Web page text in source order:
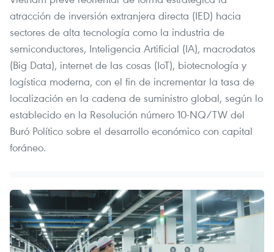
atracción de inversión extranjera directa (IED) hacia
sectores de alta tecnología como la industria de
semiconductores, Inteligencia Artificial (IA), macrodatos
(Big Data), internet de las cosas (IoT), biotecnología y
logística moderna, con el fin de incrementar la tasa de
localización en la cadena de suministro global, según lo
establecido en la Resolución número 10-NQ/TW del
Buró Político sobre el desarrollo económico con capital
foráneo.